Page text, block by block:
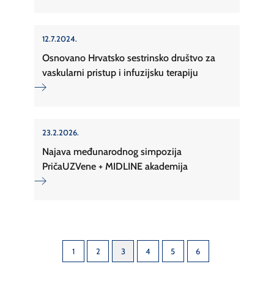
12.7.2024.
Osnovano Hrvatsko sestrinsko društvo za
vaskularni pristup i infuzijsku terapiju
23.2.2026.
Najava međunarodnog simpozija
PričaUZVene + MIDLINE akademija
1 2 3 4 5 6